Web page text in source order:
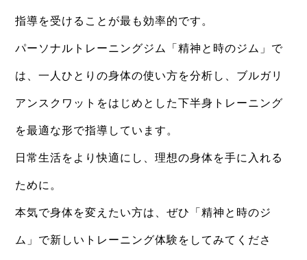
指導を受けることが最も効率的です。
パーソナルトレーニングジム「精神と時のジム」で
は、一人ひとりの身体の使い方を分析し、ブルガリ
アンスクワットをはじめとした下半身トレーニング
を最適な形で指導しています。
日常生活をより快適にし、理想の身体を手に入れる
ために。
本気で身体を変えたい方は、ぜひ「精神と時のジ
ム」で新しいトレーニング体験をしてみてくださ